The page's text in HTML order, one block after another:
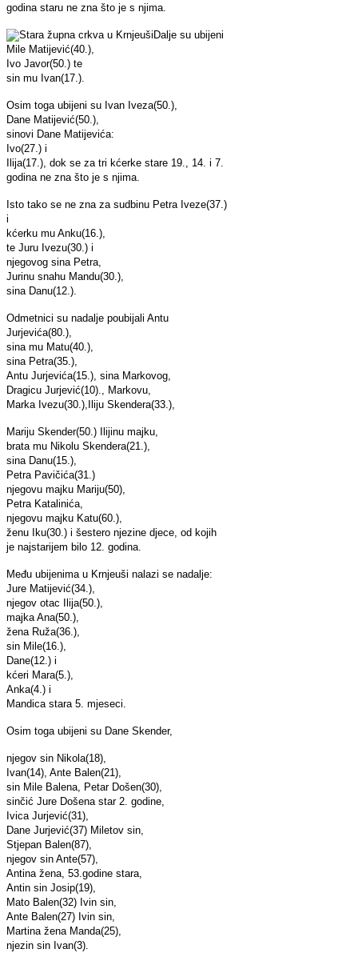
godina staru ne zna što je s njima.
Dalje su ubijeni
Mile Matijević(40.),
Ivo Javor(50.) te
sin mu Ivan(17.).
Osim toga ubijeni su Ivan Iveza(50.),
Dane Matijević(50.),
sinovi Dane Matijevića:
Ivo(27.) i
Ilija(17.), dok se za tri kćerke stare 19., 14. i 7.
godina ne zna što je s njima.
Isto tako se ne zna za sudbinu Petra Iveze(37.)
i
kćerku mu Anku(16.),
te Juru Ivezu(30.) i
njegovog sina Petra,
Jurinu snahu Mandu(30.),
sina Danu(12.).
Odmetnici su nadalje poubijali Antu
Jurjevića(80.),
sina mu Matu(40.),
sina Petra(35.),
Antu Jurjevića(15.), sina Markovog,
Dragicu Jurjević(10)., Markovu,
Marka Ivezu(30.), Iliju Skendera(33.),
Mariju Skender(50.) Ilijinu majku,
brata mu Nikolu Skendera(21.),
sina Danu(15.),
Petra Pavičića(31.)
njegovu majku Mariju(50),
Petra Katalinića,
njegovu majku Katu(60.),
ženu Iku(30.) i šestero njezine djece, od kojih
je najstarijem bilo 12. godina.
Među ubijenima u Krnjeuši nalazi se nadalje:
Jure Matijević(34.),
njegov otac Ilija(50.),
majka Ana(50.),
žena Ruža(36.),
sin Mile(16.),
Dane(12.) i
kćeri Mara(5.),
Anka(4.) i
Mandica stara 5. mjeseci.
Osim toga ubijeni su Dane Skender,
njegov sin Nikola(18),
Ivan(14), Ante Balen(21),
sin Mile Balena, Petar Došen(30),
sinčić Jure Došena star 2. godine,
Ivica Jurjević(31),
Dane Jurjević(37) Miletov sin,
Stjepan Balen(87),
njegov sin Ante(57),
Antina žena, 53.godine stara,
Antin sin Josip(19),
Mato Balen(32) Ivin sin,
Ante Balen(27) Ivin sin,
Martina žena Manda(25),
njezin sin Ivan(3).